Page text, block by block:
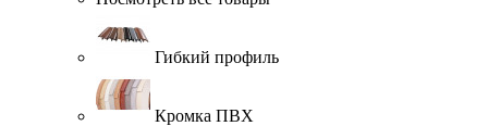
Гибкий профиль
Кромка ПВХ